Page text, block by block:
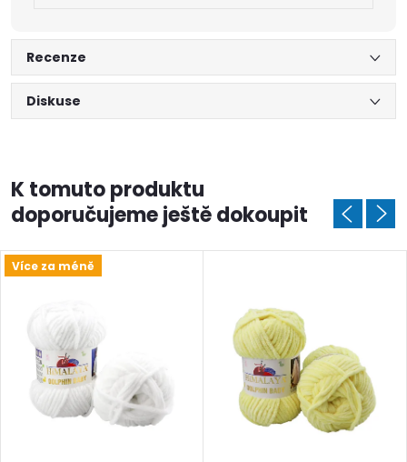
Recenze
Diskuse
K tomuto produktu
doporučujeme ještě dokoupit
Více za méně